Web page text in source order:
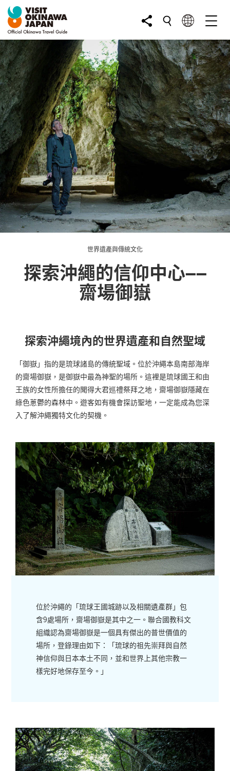
世界遺產與傳統文化
探索沖繩的信仰中心——
齋場御嶽
探索沖繩境內的世界遺產和自然聖域
「御嶽」指的是琉球諸島的傳統聖域。位於沖繩本島南部海岸
的齋場御嶽，是御嶽中最為神聖的場所。這裡是琉球國王和由
王族的女性所擔任的聞得大君巡禮祭拜之地，齋場御嶽隱藏在
綠色蔥鬱的森林中。遊客如有機會探訪聖地，一定能成為您深
入了解沖繩獨特文化的契機。
位於沖繩的「琉球王國城跡以及相關遺產群」包
含9處場所，齋場御嶽是其中之一。聯合國教科文
組織認為齋場御嶽是一個具有傑出的普世價值的
場所，登錄理由如下：「琉球的祖先崇拜與自然
神信仰與日本本土不同，並和世界上其他宗教一
樣完好地保存至今。」